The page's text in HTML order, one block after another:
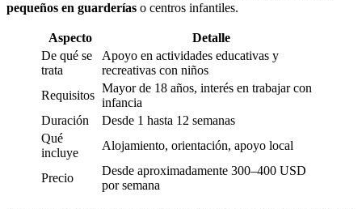
pequeños en guarderías o centros infantiles.
Aspecto
Detalle
De qué se
trata
Apoyo en actividades educativas y
recreativas con niños
Requisitos
Mayor de 18 años, interés en trabajar con
infancia
Duración
Desde 1 hasta 12 semanas
Qué
incluye
Alojamiento, orientación, apoyo local
Precio
Desde aproximadamente 300–400 USD
por semana